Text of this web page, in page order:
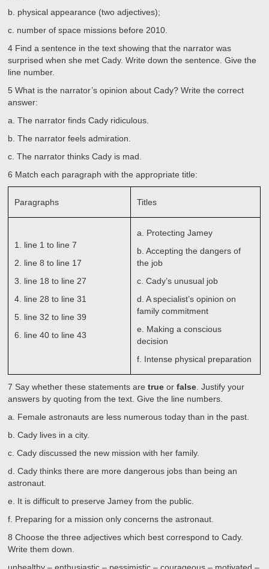
b. physical appearance (two adjectives);
c. number of space missions before 2010.
4 Find a sentence in the text showing that the narrator was
surprised when she met Cady. Write down the sentence. Give the
line number.
5 What is the narrator’s opinion about Cady? Write the correct
answer:
a. The narrator finds Cady ridiculous.
b. The narrator feels admiration.
c. The narrator thinks Cady is mad.
6 Match each paragraph with the appropriate title:
Paragraphs Titles
1.
line 1 to line 7
2.
line 8 to line 17
3.
line 18 to line 27
4. line 28 to line 31
5. line 32 to line 39
6.
line 40 to line 43
a.
Protecting Jamey
b. Accepting the dangers of
the job
c. Cady’s unusual job
d. A specialist’s opinion on
family commitment
e.
Making a conscious
decision
f. Intense physical preparation
7 Say whether these statements aretrue orfalse . Justify your
answers by quoting from the text. Give the line numbers.
a.
Female astronauts are less numerous today than in the past.
b. Cady lives in a city.
c. Cady discussed the new mission with her family.
d. Cady thinks there are more dangerous jobs than being an
astronaut.
e.
It is difficult to preserve Jamey from the public.
f. Preparing for a mission only concerns the astronaut.
8 Choose the three adjectives which best correspond to Cady.
Write them down.